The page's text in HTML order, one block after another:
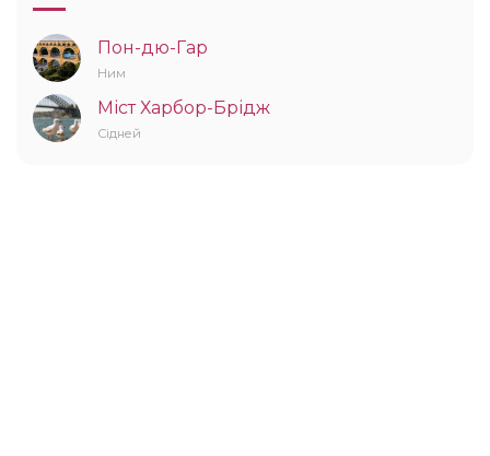
Пон-дю-Гар
Ним
Міст Харбор-Брідж
Сідней